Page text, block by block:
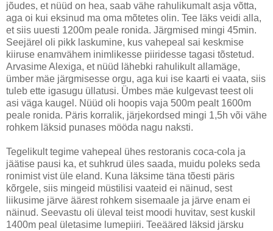
jõudes, et nüüd on hea, saab vähe rahulikumalt asja võtta,
aga oi kui eksinud ma oma mõtetes olin. Tee läks veidi alla,
et siis uuesti 1200m peale ronida. Järgmised mingi 45min.
Seejärel oli pikk laskumine, kus vahepeal sai keskmise
kiiruse enamvähem inimlikesse piiridesse tagasi tõstetud.
Arvasime Alexiga, et nüüd lähebki rahulikult allamäge,
ümber mäe järgmisesse orgu, aga kui ise kaarti ei vaata, siis
tuleb ette igasugu üllatusi. Ümbes mäe kulgevast teest oli
asi väga kaugel. Nüüd oli hoopis vaja 500m pealt 1600m
peale ronida. Päris korralik, järjekordsed mingi 1,5h või vähe
rohkem läksid punases mööda nagu naksti.
Tegelikult tegime vahepeal ühes restoranis coca-cola ja
jäätise pausi ka, et suhkrud üles saada, muidu poleks seda
ronimist vist üle eland. Kuna läksime täna tõesti päris
kõrgele, siis mingeid müstilisi vaateid ei näinud, sest
liikusime järve äärest rohkem sisemaale ja järve enam ei
näinud. Seevastu oli üleval teist moodi huvitav, sest kuskil
1400m peal ületasime lumepiiri. Teeääred läksid järsku